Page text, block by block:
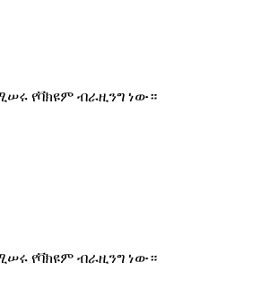
የቫክዩም ብራዚንግ ነው።
የቫክዩም ብራዚንግ ነው።